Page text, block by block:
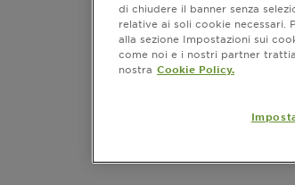
di chiudere il banner senza
relative ai soli cookie necessari.
alla sezione Impostazioni sui
come noi e i nostri partner
nostra Cookie Policy.